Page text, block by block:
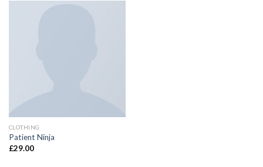
CLOTHING
Patient Ninja
£29.00